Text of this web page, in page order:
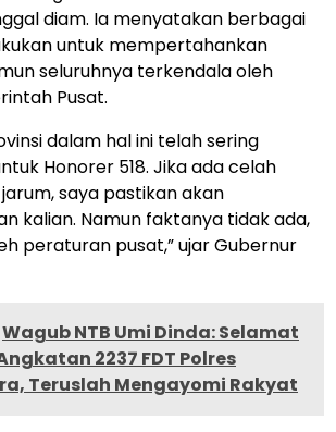
diam. Ia menyatakan berbagai
untuk mempertahankan
seluruhnya terkendala oleh
Pusat.
dalam hal ini telah sering
Honorer 518. Jika ada celah
saya pastikan akan
kalian. Namun faktanya tidak ada,
peraturan pusat,” ujar Gubernur
Wagub NTB Umi Dinda: Selamat
2237 FDT Polres
Teruslah Mengayomi Rakyat